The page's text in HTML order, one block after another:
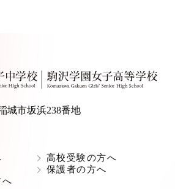
城市坂浜238番地
高校受験の方へ
保護者の方へ
へ